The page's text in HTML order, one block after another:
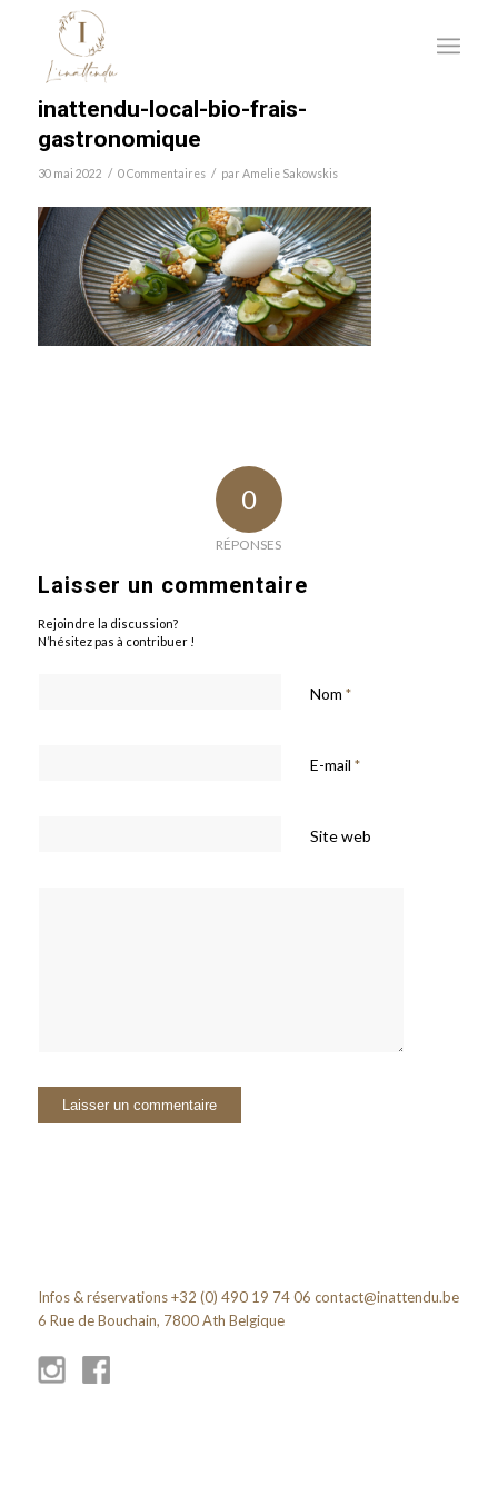
inattendu-local-bio-frais-
gastronomique
30 mai 2022 / 0 Commentaires / par Amelie Sakowskis
0
RÉPONSES
Laisser un commentaire
Rejoindre la discussion?
N’hésitez pas à contribuer !
Nom *
E-mail *
Site web
Infos & réservations +32 (0) 490 19 74 06 contact@inattendu.be
6 Rue de Bouchain, 7800 Ath Belgique